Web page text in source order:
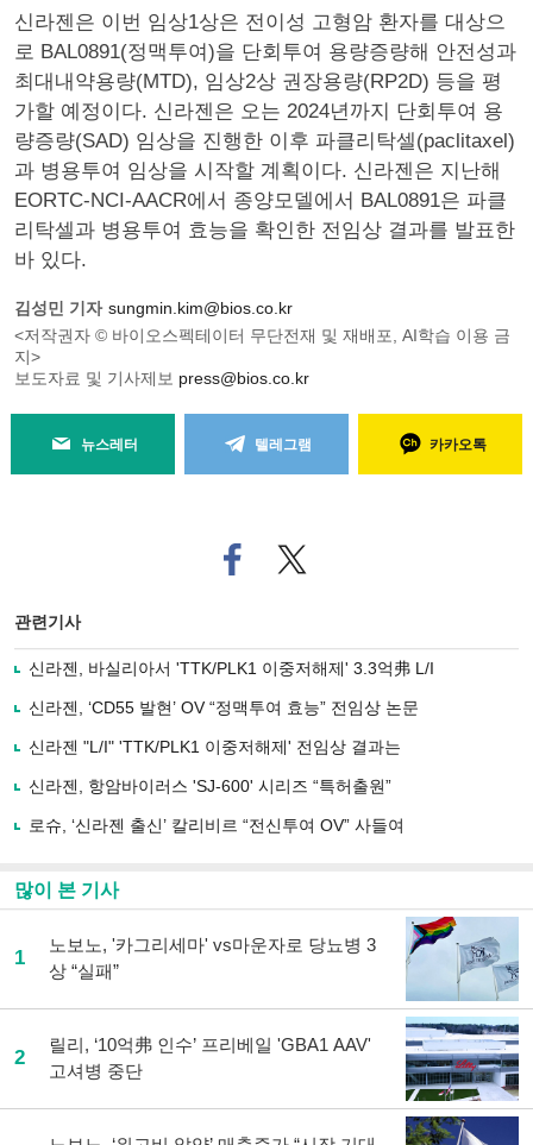
신라젠은 이번 임상1상은 전이성 고형암 환자를 대상으
로 BAL0891(정맥투여)을 단회투여 용량증량해 안전성과
최대내약용량(MTD), 임상2상 권장용량(RP2D) 등을 평
가할 예정이다. 신라젠은 오는 2024년까지 단회투여 용
량증량(SAD) 임상을 진행한 이후 파클리탁셀(paclitaxel)
과 병용투여 임상을 시작할 계획이다. 신라젠은 지난해
EORTC-NCI-AACR에서 종양모델에서 BAL0891은 파클
리탁셀과 병용투여 효능을 확인한 전임상 결과를 발표한
바 있다.
김성민 기자 sungmin.kim@bios.co.kr
<저작권자 © 바이오스펙테이터 무단전재 및 재배포, AI학습 이용 금
지>
보도자료 및 기사제보 press@bios.co.kr
뉴스레터 텔레그램 카카오톡
페
이
로
사
유
기
트위
터로
관련기사
신라젠, 바실리아서 'TTK/PLK1 이중저해제' 3.3억弗 L/I
신라젠, ‘CD55 발현’ OV “정맥투여 효능” 전임상 논문
신라젠 "L/I" 'TTK/PLK1 이중저해제' 전임상 결과는
신라젠, 항암바이러스 'SJ-600' 시리즈 “특허출원”
로슈, ‘신라젠 출신’ 칼리비르 “전신투여 OV” 사들여
많이 본 기사
1
노보노, '카그리세마' vs마운자로 당뇨병 3
상 “실패”
2
릴리, ‘10억弗 인수’ 프리베일 'GBA1 AAV'
고셔병 중단